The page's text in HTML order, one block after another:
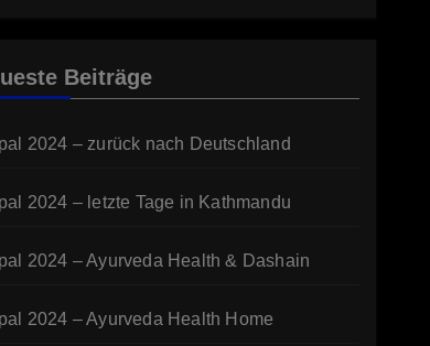
Beiträge
2024 – zurück nach Deutschland
2024 – letzte Tage in Kathmandu
2024 – Ayurveda Health & Dashain
2024 – Ayurveda Health Home